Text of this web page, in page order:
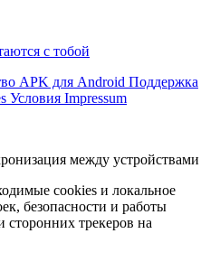
с тобой
APK для Android Поддержка
Условия Impressum
между устройствами
cookies и локальное
безопасности и работы
сторонних трекеров на